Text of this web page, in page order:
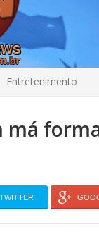
Entretenimento
má
TWITTER